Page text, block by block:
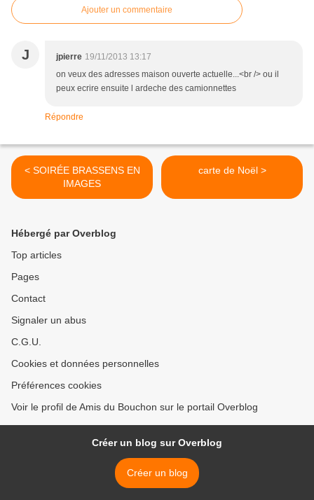
Ajouter un commentaire
J jpierre 19/11/2013 13:17
on veux des adresses maison ouverte actuelle...<br /> ou il
peux ecrire ensuite l ardeche des camionnettes
Répondre
< SOIRÉE BRASSENS EN
IMAGES
carte de Noël >
Hébergé par Overblog
Top articles
Pages
Contact
Signaler un abus
C.G.U.
Cookies et données personnelles
Préférences cookies
Voir le profil de Amis du Bouchon sur le portail Overblog
Créer un blog sur Overblog
Créer un blog